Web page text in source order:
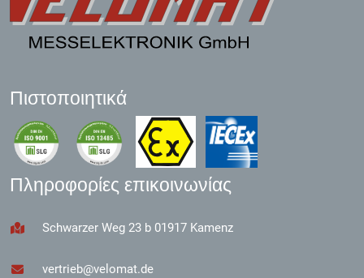
Πιστοποιητικά
Πληροφορίες επικοινωνίας
Schwarzer Weg 23 b 01917 Kamenz
vertrieb@velomat.de